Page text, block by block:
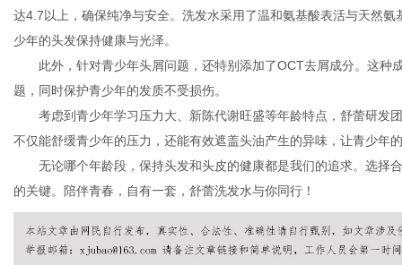
达4.7以上，确保纯净与安全。洗发水采用了温和氨基酸表活与天然
少年的头发保持健康与光泽。
此外 ， 针对青少年头屑问题，还特别添加了OCT去屑成分。这种
题，同时保护青少年的发质不受损伤。
考虑到青少年学习压力大、新陈代谢旺盛等年龄特点，舒蕾研发
不仅能舒缓青少年的压力，还能有效遮盖头油产生的异味，让青少年
无论哪个年龄段，保持头发和头皮的健康都是我们的追求。选择
的关键。陪伴青春，自有一套， 舒蕾洗发水与你同行！